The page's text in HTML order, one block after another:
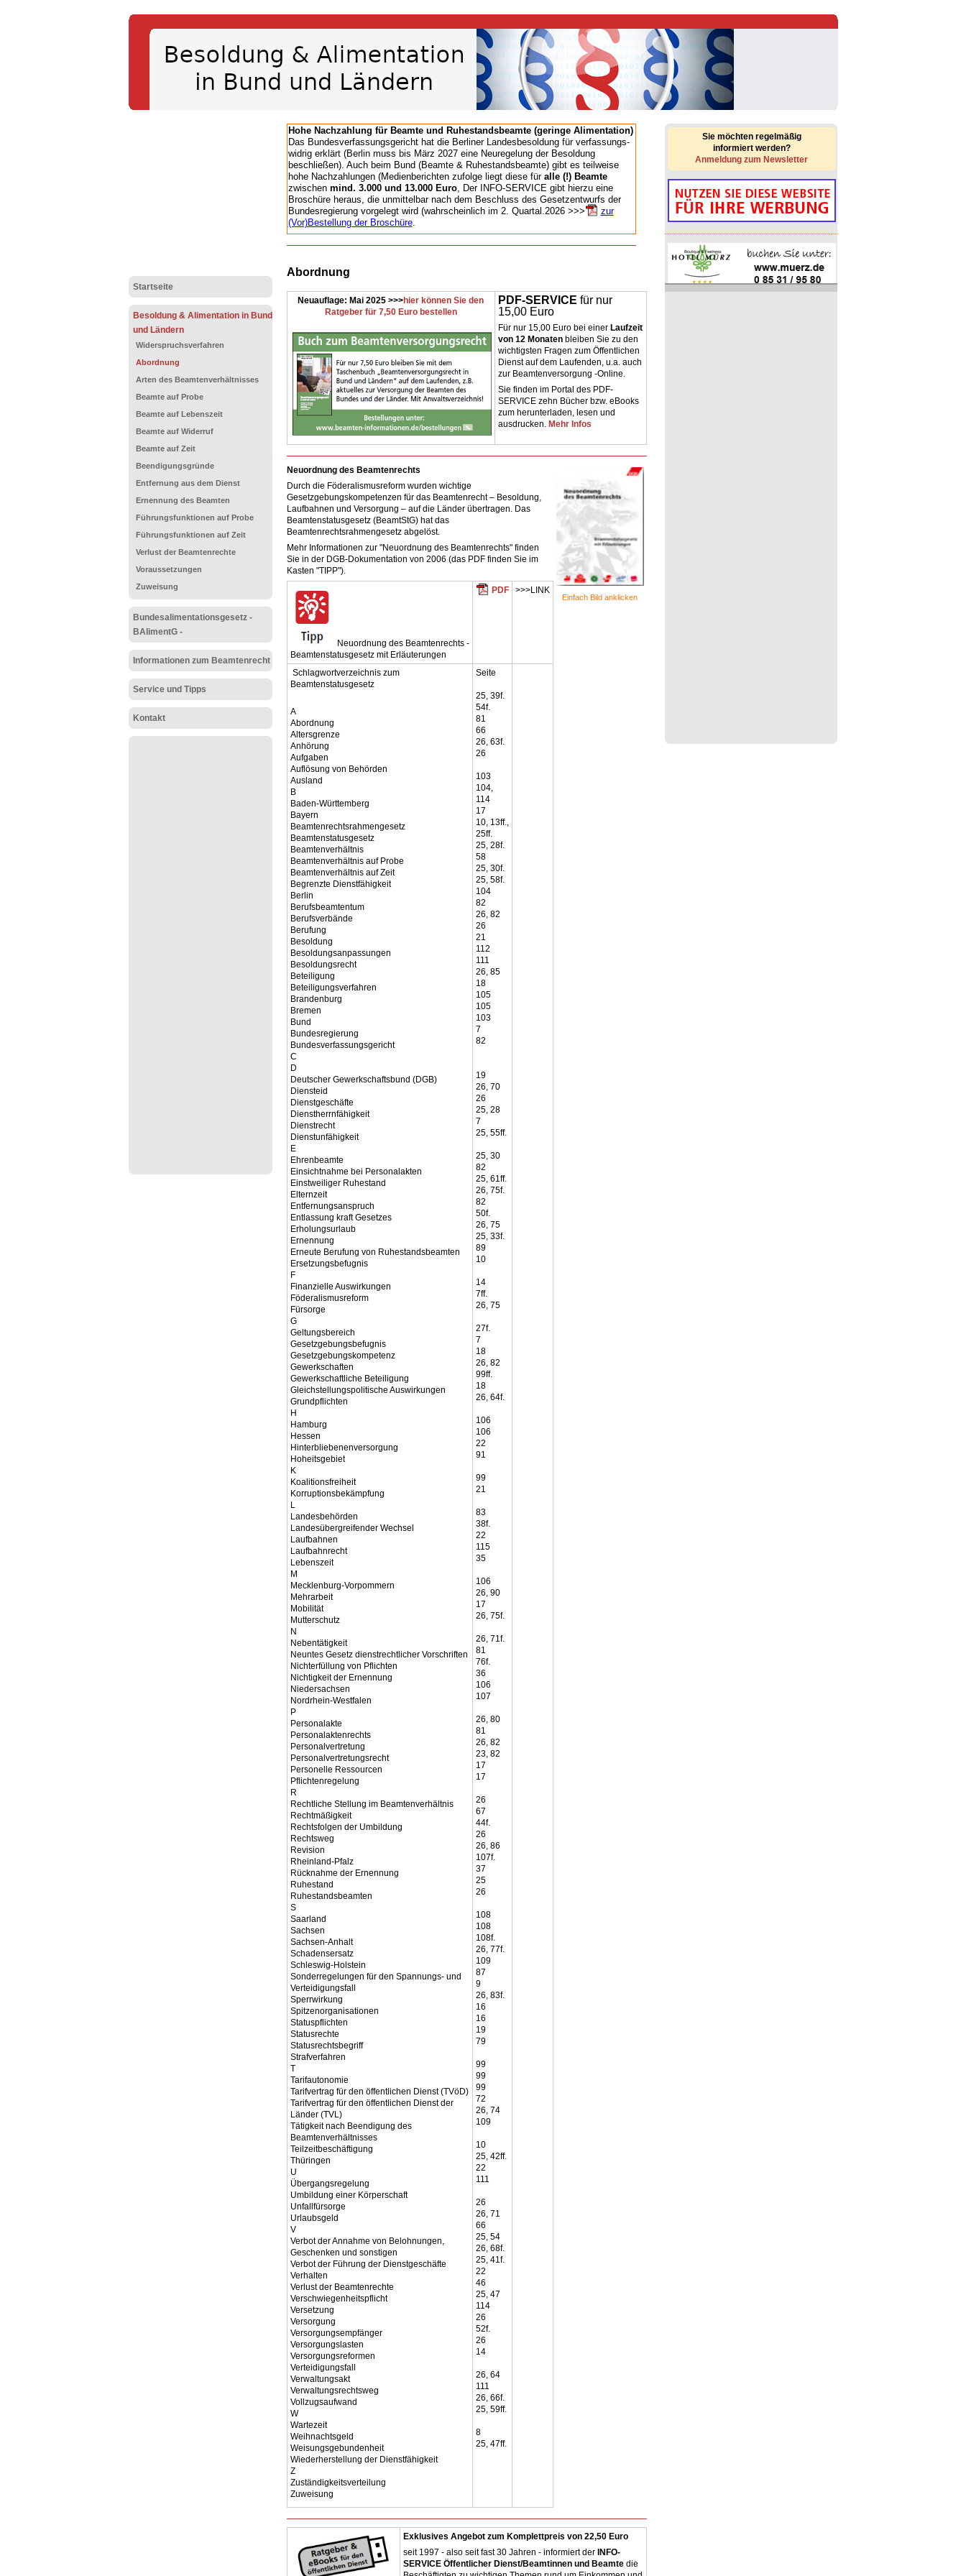
Startseite
Besoldung & Alimentation in Bund
und Ländern
Widerspruchsverfahren
Abordnung
Arten des Beamtenverhältnisses
Beamte auf Probe
Beamte auf Lebenszeit
Beamte auf Widerruf
Beamte auf Zeit
Beendigungsgründe
Entfernung aus dem Dienst
Ernennung des Beamten
Führungsfunktionen auf Probe
Führungsfunktionen auf Zeit
Verlust der Beamtenrechte
Voraussetzungen
Zuweisung
Bundesalimentationsgesetz -
BAlimentG -
Informationen zum Beamtenrecht
Service und Tipps
Kontakt
Hohe Nachzahlung für Beamte und Ruhestandsbeamte (geringe Alimentation)
Das Bundesverfassungsgericht hat die Berliner Landesbesoldung für verfassungs-
widrig erklärt (Berlin muss bis März 2027 eine Neuregelung der Besoldung
beschließen). Auch beim Bund (Beamte & Ruhestandsbeamte) gibt es teilweise
hohe Nachzahlungen (Medienberichten zufolge liegt diese für alle (!) Beamte
zwischen mind. 3.000 und 13.000 Euro, Der INFO-SERVICE gibt hierzu eine
Broschüre heraus, die unmittelbar nach dem Beschluss des Gesetzentwurfs der
Bundesregierung vorgelegt wird (wahrscheinlich im 2. Quartal.2026 >>>
zur
(Vor)Bestellung der Broschüre.
Abordnung
Neuauflage: Mai 2025 >>>hier können Sie den
Ratgeber für 7,50 Euro bestellen
PDF-SERVICE für nur
15,00 Euro
Für nur 15,00 Euro bei einer Laufzeit
von 12 Monatenbleiben Sie zu den
wichtigsten Fragen zum Öffentlichen
Dienst auf dem Laufenden, u.a. auch
zur Beamtenversorgung -Online.
Sie finden im Portal des PDF-
SERVICE zehn Bücher bzw. eBooks
zum herunterladen, lesen und
ausdrucken. Mehr Infos
Einfach Bild anklicken
Neuordnung des Beamtenrechts
Durch die Föderalismusreform wurden wichtige
Gesetzgebungskompetenzen für das Beamtenrecht – Besoldung,
Laufbahnen und Versorgung – auf die Länder übertragen. Das
Beamtenstatusgesetz (BeamtStG) hat das
Beamtenrechtsrahmengesetz abgelöst.
Mehr Informationen zur "Neuordnung des Beamtenrechts" finden
Sie in der DGB-Dokumentation von 2006 (das PDF finden Sie im
Kasten "TIPP").
Neuordnung des Beamtenrechts -
Beamtenstatusgesetz mit Erläuterungen
PDF >>>LINK
Schlagwortverzeichnis zum
Beamtenstatusgesetz
A
Abordnung
Altersgrenze
Anhörung
Aufgaben
Auflösung von Behörden
Ausland
B
Baden-Württemberg
Bayern
Beamtenrechtsrahmengesetz
Beamtenstatusgesetz
Beamtenverhältnis
Beamtenverhältnis auf Probe
Beamtenverhältnis auf Zeit
Begrenzte Dienstfähigkeit
Berlin
Berufsbeamtentum
Berufsverbände
Berufung
Besoldung
Besoldungsanpassungen
Besoldungsrecht
Beteiligung
Beteiligungsverfahren
Brandenburg
Bremen
Bund
Bundesregierung
Bundesverfassungsgericht
C
D
Deutscher Gewerkschaftsbund (DGB)
Diensteid
Dienstgeschäfte
Dienstherrnfähigkeit
Dienstrecht
Dienstunfähigkeit
E
Ehrenbeamte
Einsichtnahme bei Personalakten
Einstweiliger Ruhestand
Elternzeit
Entfernungsanspruch
Entlassung kraft Gesetzes
Erholungsurlaub
Ernennung
Erneute Berufung von Ruhestandsbeamten
Ersetzungsbefugnis
F
Finanzielle Auswirkungen
Föderalismusreform
Fürsorge
G
Geltungsbereich
Gesetzgebungsbefugnis
Gesetzgebungskompetenz
Gewerkschaften
Gewerkschaftliche Beteiligung
Gleichstellungspolitische Auswirkungen
Grundpflichten
H
Hamburg
Hessen
Hinterbliebenenversorgung
Hoheitsgebiet
K
Koalitionsfreiheit
Korruptionsbekämpfung
L
Landesbehörden
Landesübergreifender Wechsel
Laufbahnen
Laufbahnrecht
Lebenszeit
M
Mecklenburg-Vorpommern
Mehrarbeit
Mobilität
Mutterschutz
N
Nebentätigkeit
Neuntes Gesetz dienstrechtlicher Vorschriften
Nichterfüllung von Pflichten
Nichtigkeit der Ernennung
Niedersachsen
Nordrhein-Westfalen
P
Personalakte
Personalaktenrechts
Personalvertretung
Personalvertretungsrecht
Personelle Ressourcen
Pflichtenregelung
R
Rechtliche Stellung im Beamtenverhältnis
Rechtmäßigkeit
Rechtsfolgen der Umbildung
Rechtsweg
Revision
Rheinland-Pfalz
Rücknahme der Ernennung
Ruhestand
Ruhestandsbeamten
S
Saarland
Sachsen
Sachsen-Anhalt
Schadensersatz
Schleswig-Holstein
Sonderregelungen für den Spannungs- und
Verteidigungsfall
Sperrwirkung
Spitzenorganisationen
Statuspflichten
Statusrechte
Statusrechtsbegriff
Strafverfahren
T
Tarifautonomie
Tarifvertrag für den öffentlichen Dienst (TVöD)
Tarifvertrag für den öffentlichen Dienst der
Länder (TVL)
Tätigkeit nach Beendigung des
Beamtenverhältnisses
Teilzeitbeschäftigung
Thüringen
U
Übergangsregelung
Umbildung einer Körperschaft
Unfallfürsorge
Urlaubsgeld
V
Verbot der Annahme von Belohnungen,
Geschenken und sonstigen
Verbot der Führung der Dienstgeschäfte
Verhalten
Verlust der Beamtenrechte
Verschwiegenheitspflicht
Versetzung
Versorgung
Versorgungsempfänger
Versorgungslasten
Versorgungsreformen
Verteidigungsfall
Verwaltungsakt
Verwaltungsrechtsweg
Vollzugsaufwand
W
Wartezeit
Weihnachtsgeld
Weisungsgebundenheit
Wiederherstellung der Dienstfähigkeit
Z
Zuständigkeitsverteilung
Zuweisung
Seite
25, 39f.
54f.
81
66
26, 63f.
26
103
104,
114
17
10, 13ff.,
25ff.
25, 28f.
58
25, 30f.
25, 58f.
104
82
26, 82
26
21
112
111
26, 85
18
105
105
103
7
82
19
26, 70
26
25, 28
7
25, 55ff.
25, 30
82
25, 61ff.
26, 75f.
82
50f.
26, 75
25, 33f.
89
10
14
7ff.
26, 75
27f.
7
18
26, 82
99ff.
18
26, 64f.
106
106
22
91
99
21
83
38f.
22
115
35
106
26, 90
17
26, 75f.
26, 71f.
81
76f.
36
106
107
26, 80
81
26, 82
23, 82
17
17
26
67
44f.
26
26, 86
107f.
37
25
26
108
108
108f.
26, 77f.
109
87
9
26, 83f.
16
16
19
79
99
99
99
72
26, 74
109
10
25, 42ff.
22
111
26
26, 71
66
25, 54
26, 68f.
25, 41f.
22
46
25, 47
114
26
52f.
26
14
26, 64
111
26, 66f.
25, 59ff.
8
25, 47ff.
Exklusives Angebot zum Komplettpreis von 22,50 Euro
seit 1997 - also seit fast 30 Jahren - informiert der INFO-
SERVICE Öffentlicher Dienst/Beamtinnen und Beamtedie
Sie möchten regelmäßig
informiert werden?
Anmeldung zum Newsletter